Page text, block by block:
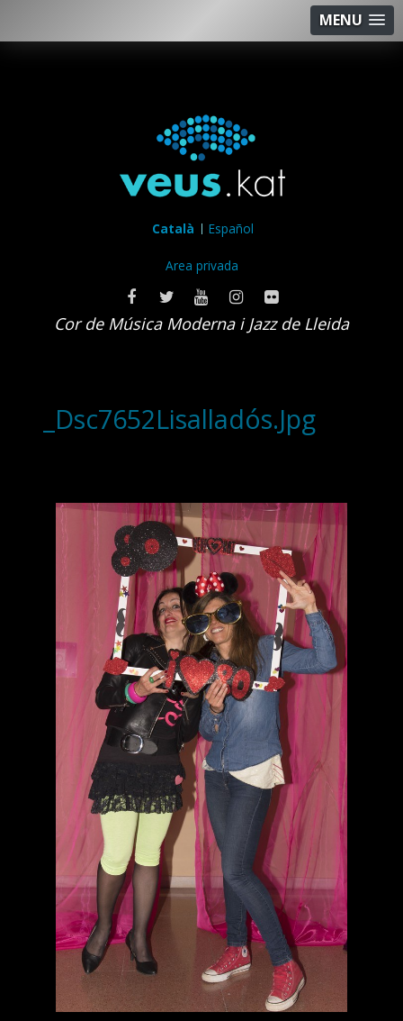
MENU
Català Español
Area privada
Cor de Música Moderna i Jazz de Lleida
_Dsc7652Lisalladós.Jpg